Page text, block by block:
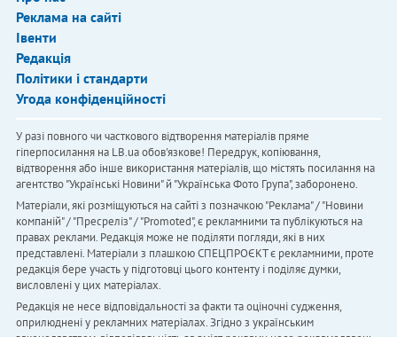
Реклама на сайті
Івенти
Редакція
Політики і стандарти
Угода конфіденційності
У разі повного чи часткового відтворення матеріалів пряме
гіперпосилання на LB.ua обов'язкове! Передрук, копіювання,
відтворення або інше використання матеріалів, що містять посилання на
агентство "Українськi Новини" й "Українська Фото Група", заборонено.
Матеріали, які розміщуються на сайті з позначкою "Реклама" / "Новини
компаній" / "Пресреліз" / "Promoted", є рекламними та публікуються на
правах реклами. Редакція може не поділяти погляди, які в них
представлені. Матеріали з плашкою СПЕЦПРОЄКТ є рекламними, проте
редакція бере участь у підготовці цього контенту і поділяє думки,
висловлені у цих матеріалах.
Редакція не несе відповідальності за факти та оціночні судження,
оприлюднені у рекламних матеріалах. Згідно з українським